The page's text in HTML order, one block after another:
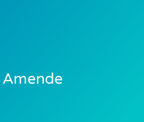
Amende